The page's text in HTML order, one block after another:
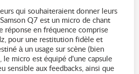
qui souhaiteraient donner leurs
Q7 est un micro de chant
réponse en fréquence comprise
pour une restitution fidèle et
à un usage sur scène (bien
le micro est équipé d'une capsule
sensible aux feedbacks, ainsi que